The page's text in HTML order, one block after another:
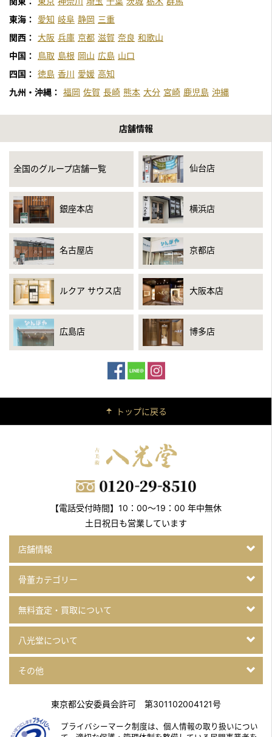
2021年10月1日公開
テレビ東京「所さんの学校では教えてくれないそこんトコロ！」
2021年8月13日公開
テレビ東京「所さんの学校では教えてくれないそこんトコロ！」
（再放送）
2021年7月3日公開
YouTube「山奥で発見した大量の古銭を鑑定してみた」
フジテレビ「世界の何だコレ！？ミステリーSP」
「インターネットでお宝探し！」のコーナー
2021年6月9日放送
中京テレビ「それって！？実際どうなの課」
「スマホ１つで家の不用品を全部売ったら、いくらになるの
か？」のコーナー
2021年5月14日放送
テレビ東京「所さんの学校では教えてくれないそこんトコロ」
2021年5月10日公開
YouTube「古民家のお宝を銀座で鑑定したら〇〇万円になりまし
た」
YouTube「実家にある高い物を持参して”宝を査定”」
フジテレビ「世界の何だコレ！？ミステリー」2時間SP
2021年2月5日放送
テレビ東京「所さんの学校では教えてくれないそこんトコロ！」
日本テレビ「月曜から夜ふかし」
BSテレビ東京「一軒家まるごと壊す！」
2021年12月23日放送
フジテレビ「世界の何だコレ!?ミステリー」
2021年11月4日放送
2021年10月16日放送
テレビ東京「所さんの学校では教えてくれなそこんトコロ！」
東海：
愛知 岐阜 静岡 三重
関西： 大阪 兵庫 京都 滋賀 奈良 和歌山
中国：
鳥取 島根 岡山 広島 山口
四国： 徳島 香川 愛媛 高知
九州・沖縄： 福岡 佐賀 長崎 熊本 大分 宮崎 鹿児島 沖縄
店舗情報
全国のグループ店舗一覧 仙台店
銀座本店 横浜店
名古屋店 京都店
ルクア サウス店 大阪本店
広島店 博多店
トップに戻る
【電話受付時間】10：00～19：00 年中無休
土日祝日も営業しています
店舗情報
骨董カテゴリー
無料査定・買取について
八光堂について
その他
東京都公安委員会許可 第301102004121号
プライバシーマーク制度は、個人情報の取り扱いについ